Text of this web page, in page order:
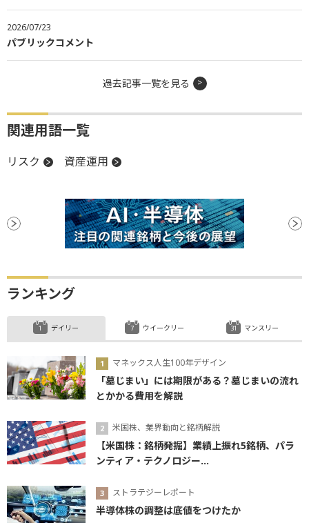
2026/07/23
パブリックコメント
過去記事一覧を見る
関連用語一覧
リスク 資産運用
ランキング
デイリー
マネックス人生100年デザイン
「墓じまい」には期限がある？墓じまいの流れ
とかかる費用を解説
米国株、業界動向と銘柄解説
【米国株：銘柄発掘】業績上振れ5銘柄、パラ
ンティア・テクノロジー...
ストラテジーレポート
半導体株の調整は底値をつけたか
ウイークリー マンスリー